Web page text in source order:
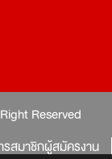
Reserved
รสมาชิกผู้สมัครงาน